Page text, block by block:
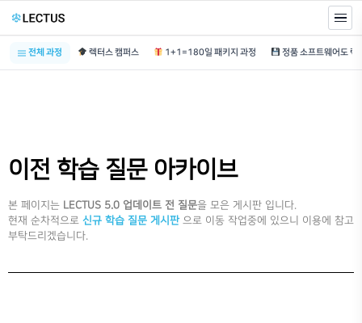
전체 과정 렉터스 캠퍼스 1+1=180일 패키지 과정
이전 학습 질문 아카이브
본 페이지는 LECTUS 5.0 업데이트 전 질문을 모은 게시판 입니다.
현재 순차적으로 신규 학습 질문 게시판 으로 이동 작업중에 있으니 이용에 참고
부탁드리겠습니다.